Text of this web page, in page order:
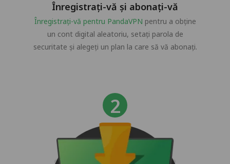
Înregistrați-vă și abonați-vă
Înregistrați-vă pentru PandaVPN pentru a obține
un cont digital aleatoriu, setați parola de
securitate și alegeți un plan la care să vă abonați.